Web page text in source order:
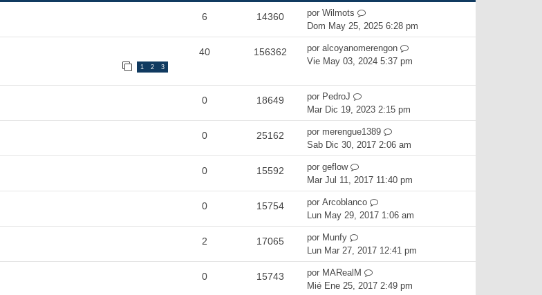
6 14360 por Wilmots
Dom May 25, 2025 6:28 pm
1 2 3
40 156362 por alcoyanomerengon
Vie May 03, 2024 5:37 pm
0 18649 por PedroJ
Mar Dic 19, 2023 2:15 pm
0 25162 por merengue1389
Sab Dic 30, 2017 2:06 am
0 15592 por geflow
Mar Jul 11, 2017 11:40 pm
0 15754 por Arcoblanco
Lun May 29, 2017 1:06 am
2 17065 por Munfy
Lun Mar 27, 2017 12:41 pm
0 15743 por MARealM
Mié Ene 25, 2017 2:49 pm